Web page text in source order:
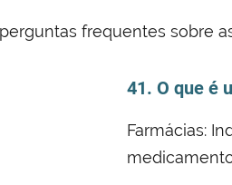
frequentes sobre
41. O que é
Farmácias: